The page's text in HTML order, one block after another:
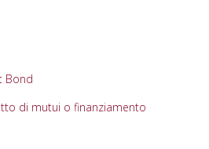
Bond
di mutui o finanziamento